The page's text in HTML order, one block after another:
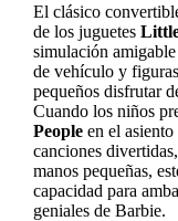
El clásico
de los juguetes
simulación
de vehículo y
pequeños disfrutar
Cuando los niños
Peopleen el asiento
canciones
manos pequeñas,
capacidad para
geniales de Barbie.